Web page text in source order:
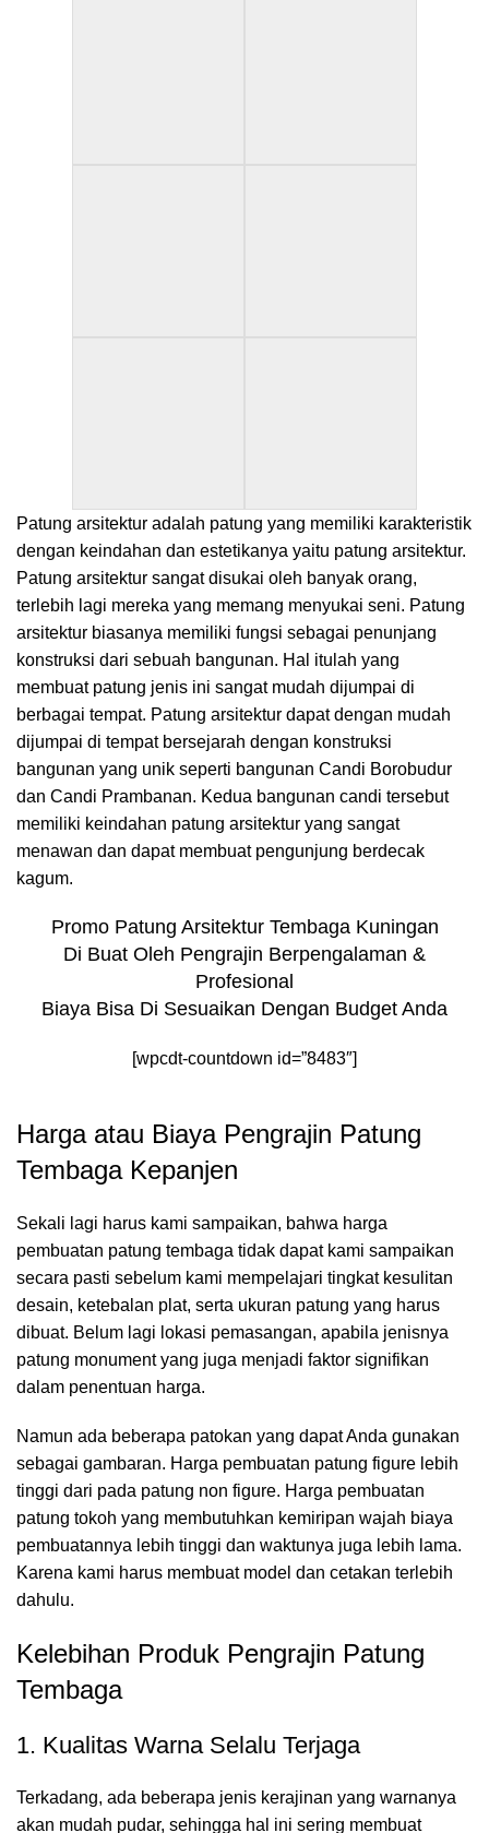
Patung arsitektur adalah patung yang memiliki karakteristik
dengan keindahan dan estetikanya yaitu patung arsitektur.
Patung arsitektur sangat disukai oleh banyak orang,
terlebih lagi mereka yang memang menyukai seni. Patung
arsitektur biasanya memiliki fungsi sebagai penunjang
konstruksi dari sebuah bangunan. Hal itulah yang
membuat patung jenis ini sangat mudah dijumpai di
berbagai tempat. Patung arsitektur dapat dengan mudah
dijumpai di tempat bersejarah dengan konstruksi
bangunan yang unik seperti bangunan Candi Borobudur
dan Candi Prambanan. Kedua bangunan candi tersebut
memiliki keindahan patung arsitektur yang sangat
menawan dan dapat membuat pengunjung berdecak
kagum.
Promo Patung Arsitektur Tembaga Kuningan
Di Buat Oleh Pengrajin Berpengalaman &
Profesional
Biaya Bisa Di Sesuaikan Dengan Budget Anda
[wpcdt-countdown id=”8483″]
Harga atau Biaya Pengrajin Patung
Tembaga Kepanjen
Sekali lagi harus kami sampaikan, bahwa harga
pembuatan patung tembaga tidak dapat kami sampaikan
secara pasti sebelum kami mempelajari tingkat kesulitan
desain, ketebalan plat, serta ukuran patung yang harus
dibuat. Belum lagi lokasi pemasangan, apabila jenisnya
patung monument yang juga menjadi faktor signifikan
dalam penentuan harga.
Namun ada beberapa patokan yang dapat Anda gunakan
sebagai gambaran. Harga pembuatan patung figure lebih
tinggi dari pada patung non figure. Harga pembuatan
patung tokoh yang membutuhkan kemiripan wajah biaya
pembuatannya lebih tinggi dan waktunya juga lebih lama.
Karena kami harus membuat model dan cetakan terlebih
dahulu.
Kelebihan Produk Pengrajin Patung
Tembaga
1. Kualitas Warna Selalu Terjaga
Terkadang, ada beberapa jenis kerajinan yang warnanya
akan mudah pudar, sehingga hal ini sering membuat